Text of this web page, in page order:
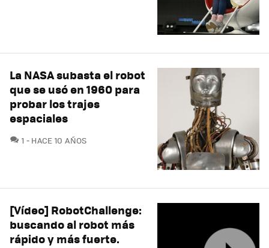
La NASA subasta el robot
que se usó en 1960 para
probar los trajes
espaciales
1 COMENTARIOS
HACE 10 AÑOS
[Vídeo] RobotChallenge:
buscando al robot más
rápido y más fuerte.